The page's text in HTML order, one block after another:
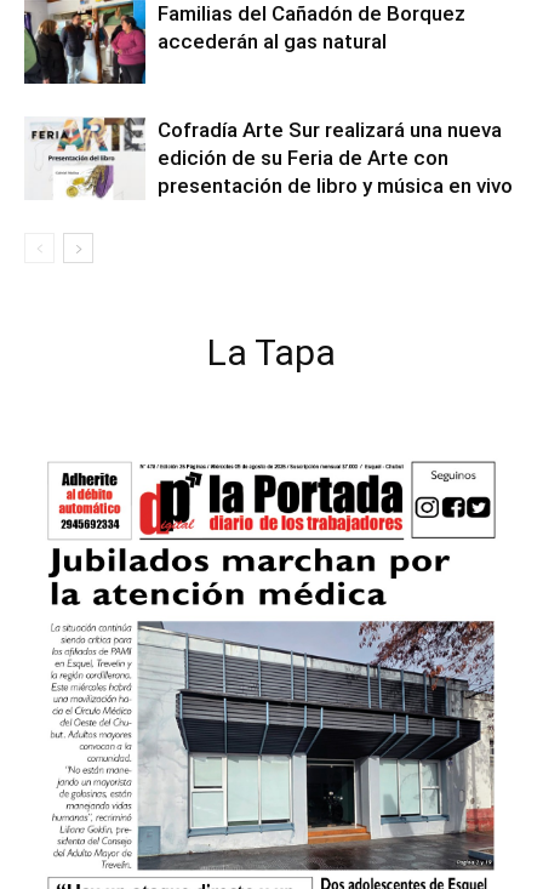
Familias del Cañadón de Borquez
accederán al gas natural
Cofradía Arte Sur realizará una nueva
edición de su Feria de Arte con
presentación de libro y música en vivo
La Tapa